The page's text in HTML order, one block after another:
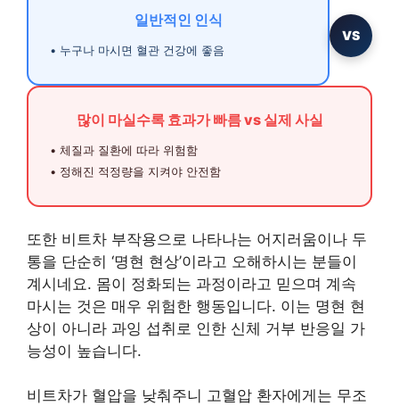
일반적인 인식
• 누구나 마시면 혈관 건강에 좋음
VS
많이 마실수록 효과가 빠름 vs 실제 사실
• 체질과 질환에 따라 위험함
• 정해진 적정량을 지켜야 안전함
또한 비트차 부작용으로 나타나는 어지러움이나 두
통을 단순히 ‘명현 현상’이라고 오해하시는 분들이
계시네요. 몸이 정화되는 과정이라고 믿으며 계속
마시는 것은 매우 위험한 행동입니다. 이는 명현 현
상이 아니라 과잉 섭취로 인한 신체 거부 반응일 가
능성이 높습니다.
비트차가 혈압을 낮춰주니 고혈압 환자에게는 무조